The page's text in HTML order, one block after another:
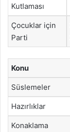
Kutlaması
Çocuklar için
Parti
Konu
Süslemeler
Hazırlıklar
Konaklama